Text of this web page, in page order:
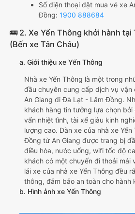
Số điện thoại đặt mua vé xe
Đồng: 1900 888684
🚌 2. Xe Yến Thông khởi hành
(Bến xe Tân Châu)
a. Giới thiệu xe Yến Thông
Nhà xe Yến Thông là một trong
đầu chuyên cung cấp dịch vụ vận
An Giang đi Đà Lạt - Lâm Đồng.
khách hàng tin tưởng lựa chọn
vấn nhiệt tình, tài xế giàu kinh
lượng cao. Dàn xe của nhà xe
Đồng từ An Giang được trang bị
điều hòa, nước uống, wifi tốc độ
khách có một chuyến đi thoải mái
lái xe của nhà xe Yến Thông đều
thông, đảm bảo an toàn cho hành
b. Hình ảnh xe Yến Thông